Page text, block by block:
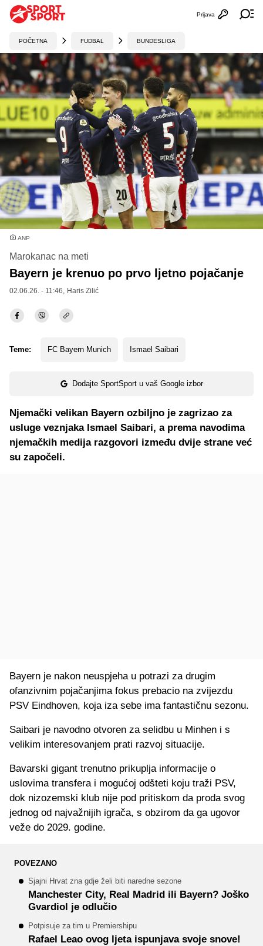
Otvori
Prijava
POČETNA FUDBAL BUNDESLIGA
ANP
Marokanac na meti
Bayern je krenuo po prvo ljetno pojačanje
02.06.26. - 11:46, Haris Zilić
Teme: FC Bayern Munich Ismael Saibari
Dodajte SportSport u vaš Google izbor
Njemački velikan Bayern ozbiljno je zagrizao za
usluge veznjaka Ismael Saibari, a prema navodima
njemačkih medija razgovori između dvije strane već
su započeli.
Bayern je nakon neuspjeha u potrazi za drugim
ofanzivnim pojačanjima fokus prebacio na zvijezdu
PSV Eindhoven, koja iza sebe ima fantastičnu sezonu.
Saibari je navodno otvoren za selidbu u Minhen i s
velikim interesovanjem prati razvoj situacije.
Bavarski gigant trenutno prikuplja informacije o
uslovima transfera i mogućoj odšteti koju traži PSV,
dok nizozemski klub nije pod pritiskom da proda svog
jednog od najvažnijih igrača, s obzirom da ga ugovor
veže do 2029. godine.
POVEZANO
Sjajni Hrvat zna gdje želi biti naredne sezone
Manchester City, Real Madrid ili Bayern? Joško
Gvardiol je odlučio
Potpisuje za tim u Premiershipu
Rafael Leao ovog ljeta ispunjava svoje snove!